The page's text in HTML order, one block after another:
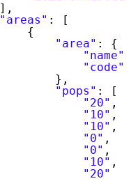
],
"areas" : [
{
"area" : {
"name"
"code"
},
"pops" : [
"20" ,
"10" ,
"10" ,
"0" ,
"0" ,
"10" ,
"20"